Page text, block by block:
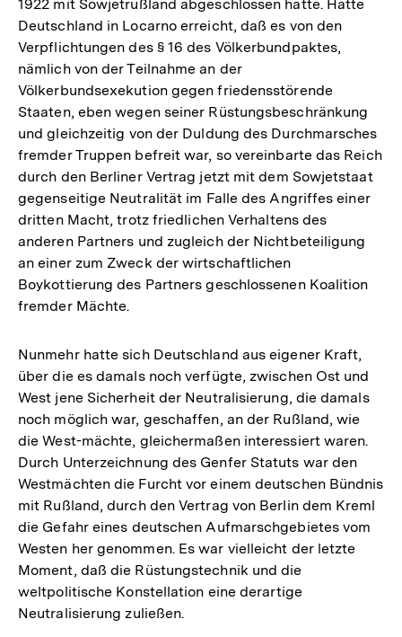
1922 mit Sowjetrußland abgeschlossen hatte. Hatte
Deutschland in Locarno erreicht, daß es von den
Verpflichtungen des § 16 des Völkerbundpaktes,
nämlich von der Teilnahme an der
Völkerbundsexekution gegen friedensstörende
Staaten, eben wegen seiner Rüstungsbeschränkung
und gleichzeitig von der Duldung des Durchmarsches
fremder Truppen befreit war, so vereinbarte das Reich
durch den Berliner Vertrag jetzt mit dem Sowjetstaat
gegenseitige Neutralität im Falle des Angriffes einer
dritten Macht, trotz friedlichen Verhaltens des
anderen Partners und zugleich der Nichtbeteiligung
an einer zum Zweck der wirtschaftlichen
Boykottierung des Partners geschlossenen Koalition
fremder Mächte.
Nunmehr hatte sich Deutschland aus eigener Kraft,
über die es damals noch verfügte, zwischen Ost und
West jene Sicherheit der Neutralisierung, die damals
noch möglich war, geschaffen, an der Rußland, wie
die West-mächte, gleichermaßen interessiert waren.
Durch Unterzeichnung des Genfer Statuts war den
Westmächten die Furcht vor einem deutschen Bündnis
mit Rußland, durch den Vertrag von Berlin dem Kreml
die Gefahr eines deutschen Aufmarschgebietes vom
Westen her genommen. Es war vielleicht der letzte
Moment, daß die Rüstungstechnik und die
weltpolitische Konstellation eine derartige
Neutralisierung zuließen.